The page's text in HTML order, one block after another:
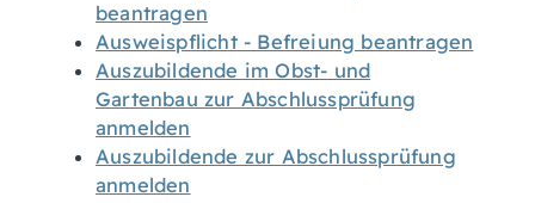
beantragen
Ausweispflicht - Befreiung beantragen
Auszubildende im Obst- und
Gartenbau zur Abschlussprüfung
anmelden
Auszubildende zur Abschlussprüfung
anmelden